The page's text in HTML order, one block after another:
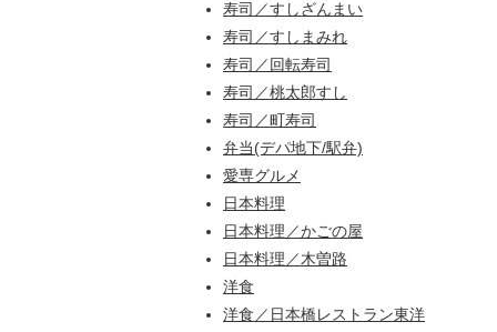
寿司／すしざんまい
寿司／すしまみれ
寿司／回転寿司
寿司／桃太郎すし
寿司／町寿司
弁当(デパ地下/駅弁)
愛専グルメ
日本料理
日本料理／かごの屋
日本料理／木曽路
洋食
洋食／日本橋レストラン東洋